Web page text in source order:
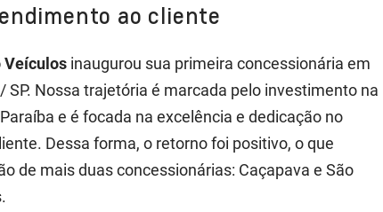
ao cliente
Veículos inaugurou sua primeira concessionária em
SP. Nossa trajetória é marcada pelo investimento na
e é focada na excelência e dedicação no
Dessa forma, o retorno foi positivo, o que
de mais duas concessionárias: Caçapava e São